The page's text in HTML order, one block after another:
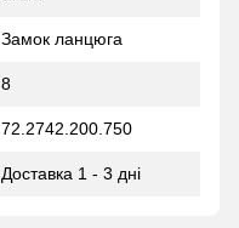
Замок ланцюга
8
72.2742.200.750
Доставка 1 - 3 дні